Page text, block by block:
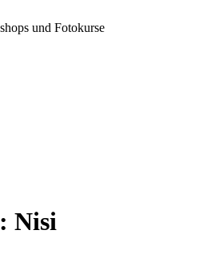
und Fotokurse
Nisi